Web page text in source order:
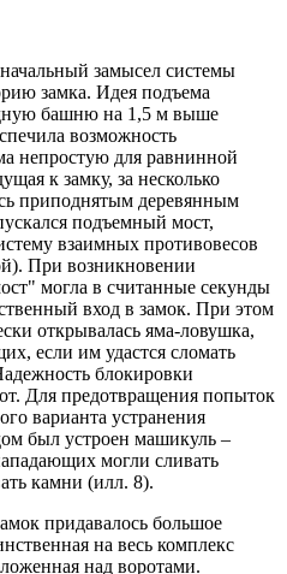
замысел системы
замка. Идея подъема
башню на 1,5 м выше
возможность
непростую для равнинной
к замку, за несколько
приподнятым деревянным
подъемный мост,
взаимных противовесов
При возникновении
могла в считанные секунды
вход в замок. При этом
открывалась яма-ловушка,
если им удастся сломать
блокировки
Для предотвращения попыток
варианта устранения
был устроен машикуль –
могли сливать
камни (илл. 8).
придавалось большое
на весь комплекс
над воротами.